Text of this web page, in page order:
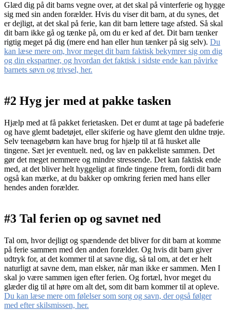
Glæd dig på dit barns vegne over, at det skal på vinterferie og hygge
sig med sin anden forælder. Hvis du viser dit barn, at du synes, det
er dejligt, at det skal på ferie, kan dit barn lettere tage afsted. Så skal
dit barn ikke gå og tænke på, om du er ked af det. Dit barn tænker
rigtig meget på dig (mere end han eller hun tænker på sig selv). Du
kan læse mere om, hvor meget dit barn faktisk bekymrer sig om dig
og din ekspartner, og hvordan det faktisk i sidste ende kan påvirke
barnets søvn og trivsel, her.
#2 Hyg jer med at pakke tasken
Hjælp med at få pakket ferietasken. Det er dumt at tage på badeferie
og have glemt badetøjet, eller skiferie og have glemt den uldne trøje.
Selv teenagebørn kan have brug for hjælp til at få husket alle
tingene. Sæt jer eventuelt. ned, og lav en pakkeliste sammen. Det
gør det meget nemmere og mindre stressende. Det kan faktisk ende
med, at det bliver helt hyggeligt at finde tingene frem, fordi dit barn
også kan mærke, at du bakker op omkring ferien med hans eller
hendes anden forælder.
#3 Tal ferien op og savnet ned
Tal om, hvor dejligt og spændende det bliver for dit barn at komme
på ferie sammen med den anden forælder. Og hvis dit barn giver
udtryk for, at det kommer til at savne dig, så tal om, at det er helt
naturligt at savne dem, man elsker, når man ikke er sammen. Men I
skal jo være sammen igen efter ferien. Og fortæl, hvor meget du
glæder dig til at høre om alt det, som dit barn kommer til at opleve.
Du kan læse mere om følelser som sorg og savn, der også følger
med efter skilsmissen, her.